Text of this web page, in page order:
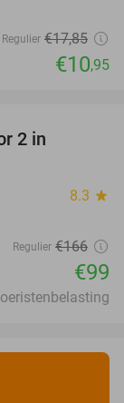
Regulier €17,85
€10,95
2 in
8.3 star
Regulier €166
€99